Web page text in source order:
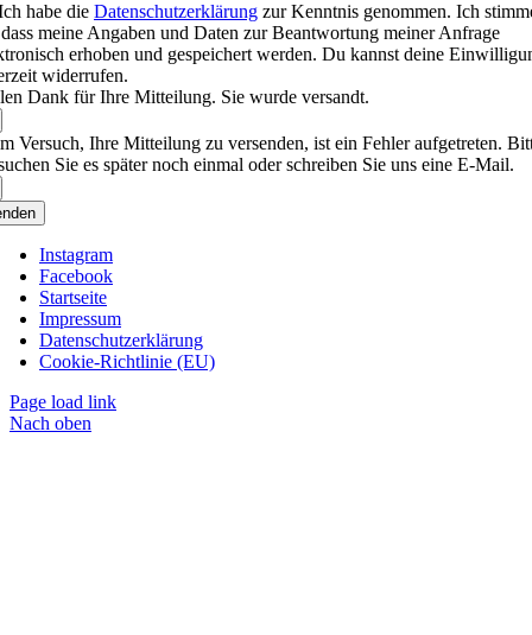
habe die Datenschutzerklärung zur Kenntnis genommen. Ich
meine Angaben und Daten zur Beantwortung meiner Anfrage
erhoben und gespeichert werden. Du kannst deine
widerrufen.
Dank für Ihre Mitteilung. Sie wurde versandt.
Versuch, Ihre Mitteilung zu versenden, ist ein Fehler aufgetreten.
Sie es später noch einmal oder schreiben Sie uns eine E-Mail.
Instagram
Facebook
Startseite
Impressum
Datenschutzerklärung
Cookie-Richtlinie (EU)
Page load link
Nach oben